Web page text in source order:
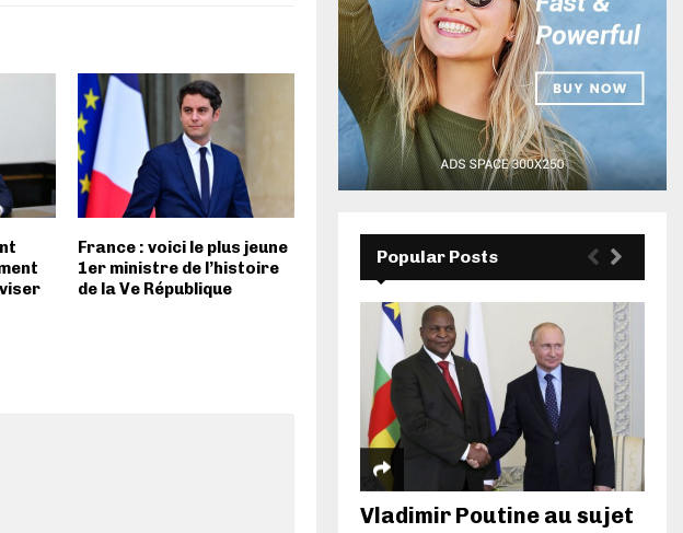
France : voici le plus jeune
1er ministre de l’histoire
de la Ve République
Popular Posts
Vladimir Poutine au sujet